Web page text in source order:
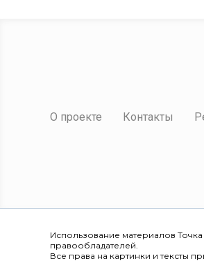
О проекте Контакты
Использование материалов
правообладателей.
Все права на картинки и тексты